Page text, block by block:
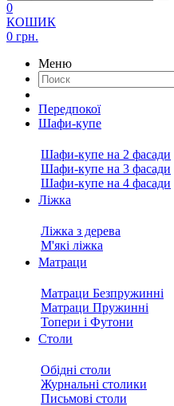
0
КОШИК
0 грн.
Меню
Передпокої
Шафи-купе
Шафи-купе на 2 фасади
Шафи-купе на 3 фасади
Шафи-купе на 4 фасади
Ліжка
Ліжка з дерева
М'які ліжка
Матраци
Матраци Безпружинні
Матраци Пружинні
Топери і Футони
Столи
Обідні столи
Журнальні столики
Письмові столи